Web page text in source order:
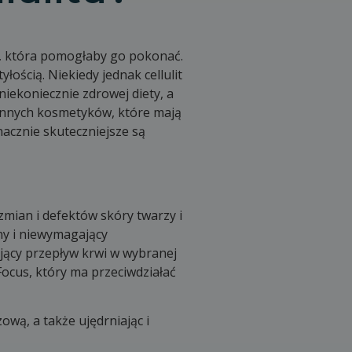
pomogłaby go pokonać.
Niekiedy jednak cellulit
zdrowej diety, a
kosmetyków, które mają
skuteczniejsze są
i defektów skóry twarzy i
i niewymagający
przepływ krwi w wybranej
który ma przeciwdziałać
a także ujędrniając i